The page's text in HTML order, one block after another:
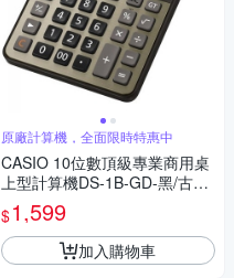
原廠計算機，全面限時特惠中
CASIO 10位數頂級專業商用桌
上型計算機DS-1B-GD-黑/古銅
金色
$1,599
加入購物車